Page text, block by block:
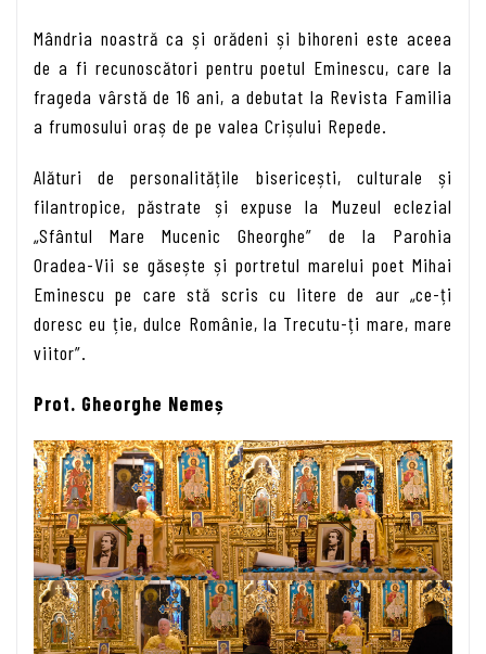
Mândria noastră ca și orădeni și bihoreni este aceea
de a fi recunoscători pentru poetul Eminescu, care la
frageda vârstă de 16 ani, a debutat la Revista Familia
a frumosului oraș de pe valea Crișului Repede.
Alături de personalitățile bisericești, culturale și
filantropice, păstrate și expuse la Muzeul eclezial
„Sfântul Mare Mucenic Gheorghe” de la Parohia
Oradea-Vii se găsește și portretul marelui poet Mihai
Eminescu pe care stă scris cu litere de aur „ce-ți
doresc eu ție, dulce Românie, la Trecutu-ți mare, mare
viitor”.
Prot. Gheorghe Nemeș